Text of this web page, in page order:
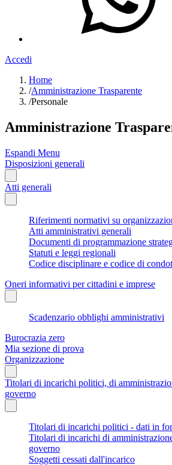
Accedi
Home
/Amministrazione Trasparente
/Personale
Amministrazione
Espandi Menu
Disposizioni generali
Atti generali
Riferimenti normativi su
Atti amministrativi generali
Documenti di programmazione
Statuti e leggi regionali
Codice disciplinare e codice di
Oneri informativi per cittadini e imprese
Scadenzario obblighi amministrativi
Burocrazia zero
Mia sezione di prova
Organizzazione
Titolari di incarichi politici, di
governo
Titolari di incarichi politici - dati in
Titolari di incarichi di
governo
Soggetti cessati dall'incarico